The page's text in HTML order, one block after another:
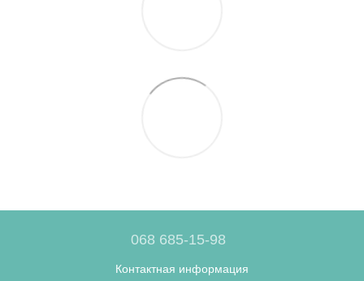
068 685-15-98
Контактная информация